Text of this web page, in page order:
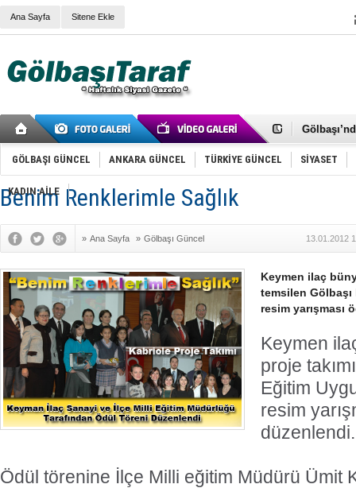
Ana Sayfa Sitene Ekle
Cemal
FAİZ
OLİMPİK
Mikail
Gölbaşı
İNCEK
GÖLBAŞI GÜNCEL ANKARA GÜNCEL TÜRKİYE GÜNCEL SİYASET
KADIN AİLE
Benim Renklerimle Sağlık
» Ana Sayfa » Gölbaşı Güncel 13.01.2012
Keymen ilaç
temsilen
resim yarışması
Keymen
proje
Eğitim
resim
düzenlendi.
Ödül törenine İlçe Milli eğitim Müdürü Ümit